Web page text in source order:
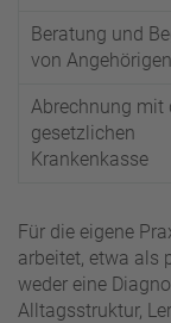
Beratung und
von Angehörigen
Abrechnung mit
gesetzlichen
Krankenkasse
Für die eigene
arbeitet, etwa als
weder eine
Alltagsstruktur,